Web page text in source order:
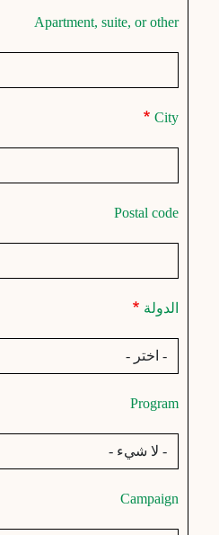
Apartment, suite, or other
City
Postal code
الدولة
Program
Campaign